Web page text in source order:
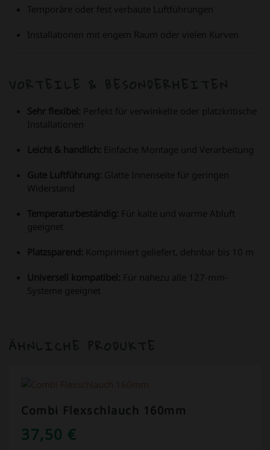
Temporäre oder fest verbaute Luftführungen
Installationen mit engem Raum oder vielen Kurven
Sehr flexibel: Perfekt für verwinkelte oder platzkritische
Installationen
Leicht & handlich: Einfache Montage und Verarbeitung
Gute Luftführung: Glatte Innenseite für geringen
Widerstand
Temperaturbeständig: Für kalte und warme Abluft
geeignet
Platzsparend: Komprimiert geliefert, dehnbar bis 10 m
Universell kompatibel: Für nahezu alle 127-mm-
Systeme geeignet
Combi Flexschlauch 160mm
37,50 €